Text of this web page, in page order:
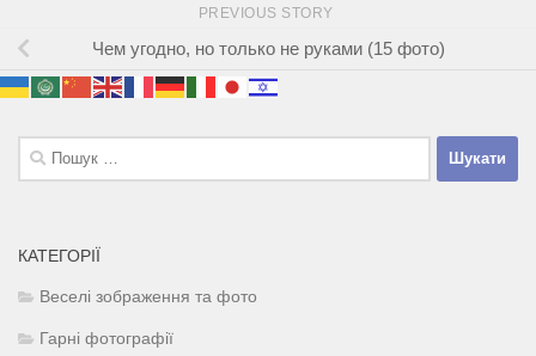
PREVIOUS STORY
Чем угодно, но только не руками (15 фото)
Пошук:
КАТЕГОРІЇ
Веселі зображення та фото
Гарні фотографії